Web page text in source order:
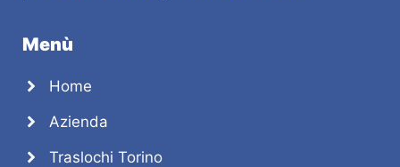
Menù
Home
Azienda
Traslochi Torino